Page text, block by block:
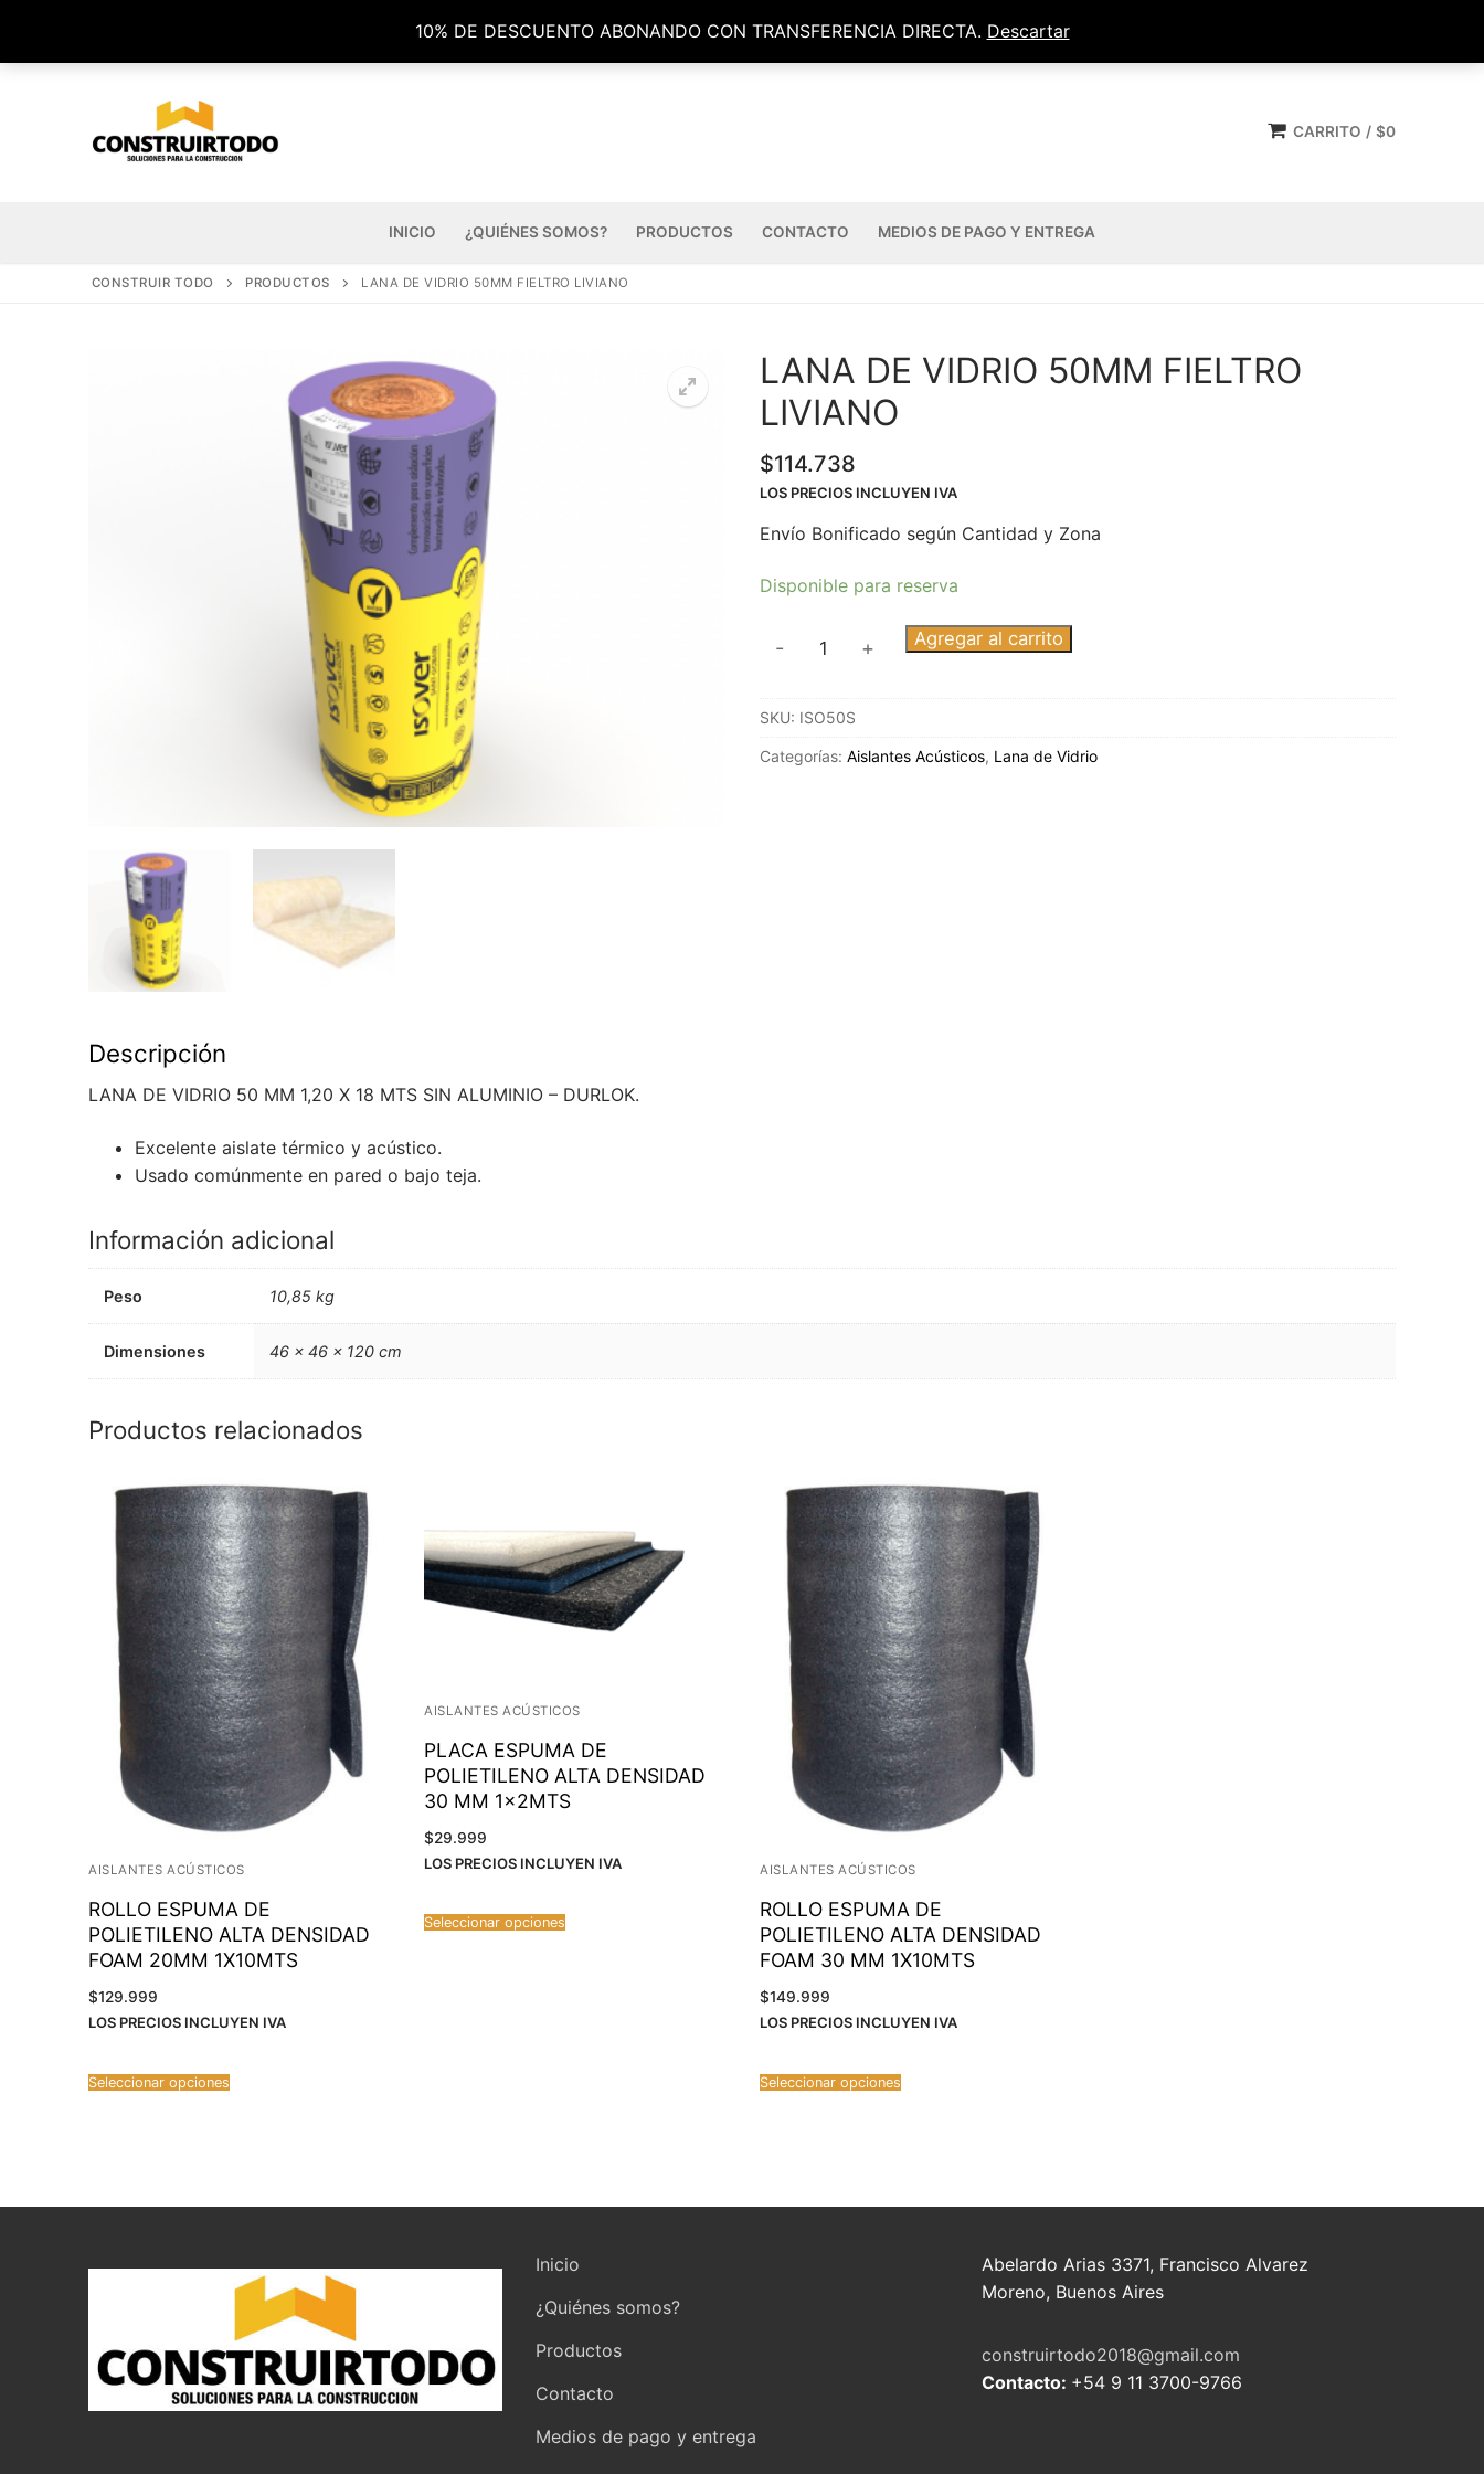
10% DE DESCUENTO ABONANDO CON TRANSFERENCIA DIRECTA. Descartar
contenido
CARRITO / $0
INICIO ¿QUIÉNES SOMOS? PRODUCTOS CONTACTO MEDIOS DE PAGO Y ENTREGA
CONSTRUIR TODO PRODUCTOS LANA DE VIDRIO 50MM FIELTRO LIVIANO
LANA DE VIDRIO 50MM FIELTRO
LIVIANO
$114.738
LOS PRECIOS INCLUYEN IVA
Envío Bonificado según Cantidad y Zona
Disponible para reserva
50MM
FIELTRO
- + Agregar al carrito
SKU: ISO50S
Categorías: Aislantes Acústicos, Lana de Vidrio
Descripción
LANA DE VIDRIO 50 MM 1,20 X 18 MTS SIN ALUMINIO – DURLOK.
Excelente aislate térmico y acústico.
Usado comúnmente en pared o bajo teja.
Información adicional
Peso 10,85 kg
Dimensiones 46 × 46 × 120 cm
Productos relacionados
AISLANTES ACÚSTICOS
ROLLO ESPUMA DE
POLIETILENO ALTA DENSIDAD
FOAM 20MM 1X10MTS
$129.999
LOS PRECIOS INCLUYEN IVA
Seleccionar opciones
AISLANTES ACÚSTICOS
PLACA ESPUMA DE
POLIETILENO ALTA DENSIDAD
30 MM 1x2MTS
$29.999
LOS PRECIOS INCLUYEN IVA
Seleccionar opciones
AISLANTES ACÚSTICOS
ROLLO ESPUMA DE
POLIETILENO ALTA DENSIDAD
FOAM 30 MM 1X10MTS
$149.999
LOS PRECIOS INCLUYEN IVA
Seleccionar opciones
Inicio
¿Quiénes somos?
Productos
Contacto
Medios de pago y entrega
Abelardo Arias 3371, Francisco Alvarez
Moreno, Buenos Aires
construirtodo2018@gmail.com
Contacto: +54 9 11 3700-9766